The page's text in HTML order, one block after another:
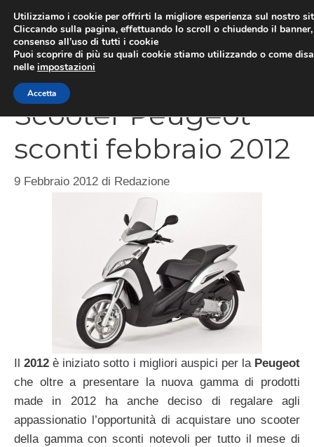
contenuto
Scooter Peugeot
sconti febbraio 2012
9 Febbraio 2012 di Redazione
Il2012 è iniziato sotto i migliori auspici per la Peugeot
che oltre a presentare la nuova gamma di prodotti
made in 2012 ha anche deciso di regalare agli
appassionatio l’opportunità di acquistare uno scooter
della gamma con sconti notevoli per tutto il mese di
Utilizziamo i cookie per offrirti la migliore esperienza sul nostro
Cliccando sulla pagina, effettuando lo scroll o chiudendo il
consenso all’uso di tutti i cookie
Puoi scoprire di più su quali cookie stiamo utilizzando o come
nelle impostazioni
Accetta